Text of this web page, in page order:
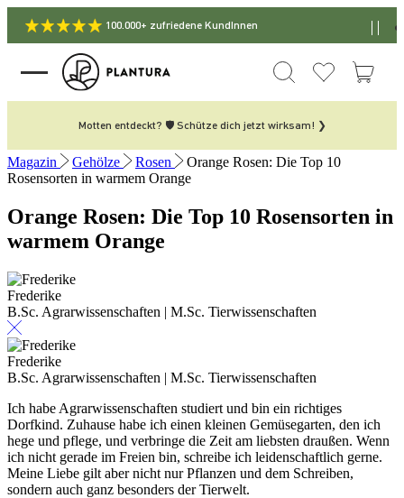
100.000+ zufriedene KundInnen
Motten entdeckt? 🛡️ Schütze dich jetzt wirksam! ❯
Magazin Gehölze Rosen
Orange Rosen: Die Top 10
Rosensorten in warmem Orange
Orange Rosen: Die Top 10 Rosensorten in
warmem Orange
Frederike
B.Sc. Agrarwissenschaften | M.Sc. Tierwissenschaften
Frederike
B.Sc. Agrarwissenschaften | M.Sc. Tierwissenschaften
Ich habe Agrarwissenschaften studiert und bin ein richtiges
Dorfkind. Zuhause habe ich einen kleinen Gemüsegarten, den ich
hege und pflege, und verbringe die Zeit am liebsten draußen. Wenn
ich nicht gerade im Freien bin, schreibe ich leidenschaftlich gerne.
Meine Liebe gilt aber nicht nur Pflanzen und dem Schreiben,
sondern auch ganz besonders der Tierwelt.